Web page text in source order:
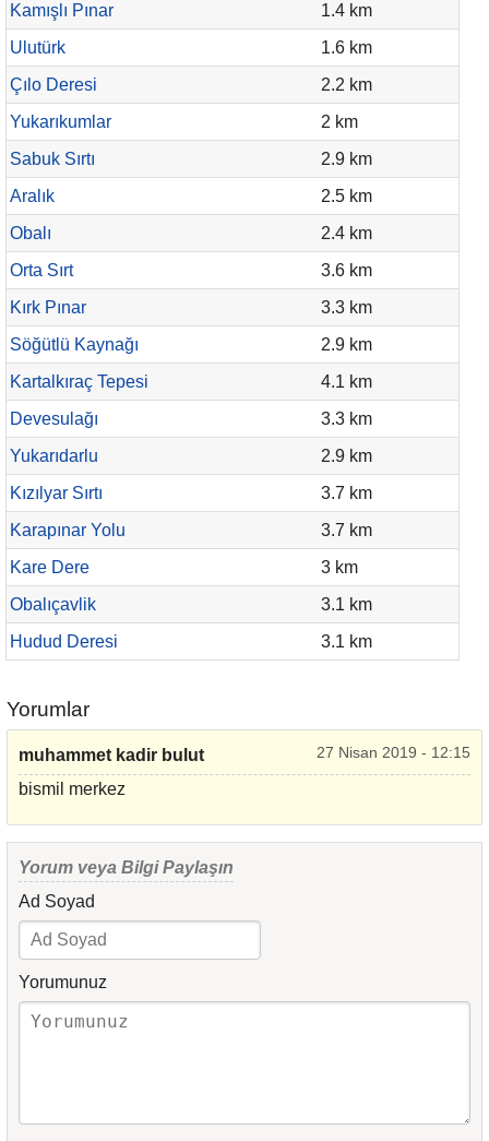
Kamışlı Pınar
1.4 km
Ulutürk
1.6 km
Çılo Deresi
2.2 km
Yukarıkumlar
2 km
Sabuk Sırtı
2.9 km
Aralık
2.5 km
Obalı
2.4 km
Orta Sırt
3.6 km
Kırk Pınar
3.3 km
Söğütlü Kaynağı
2.9 km
Kartalkıraç Tepesi
4.1 km
Devesulağı
3.3 km
Yukarıdarlu
2.9 km
Kızılyar Sırtı
3.7 km
Karapınar Yolu
3.7 km
Kare Dere
3 km
Obalıçavlik
3.1 km
Hudud Deresi
3.1 km
Yorumlar
muhammet kadir bulut 27 Nisan 2019 - 12:15
bismil merkez
Yorum veya Bilgi Paylaşın
Ad Soyad
Yorumunuz